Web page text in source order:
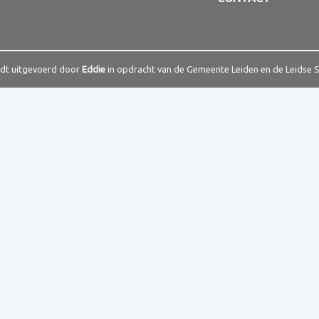
uitgevoerd door Eddie in opdracht van de Gemeente Leiden en de Leidse